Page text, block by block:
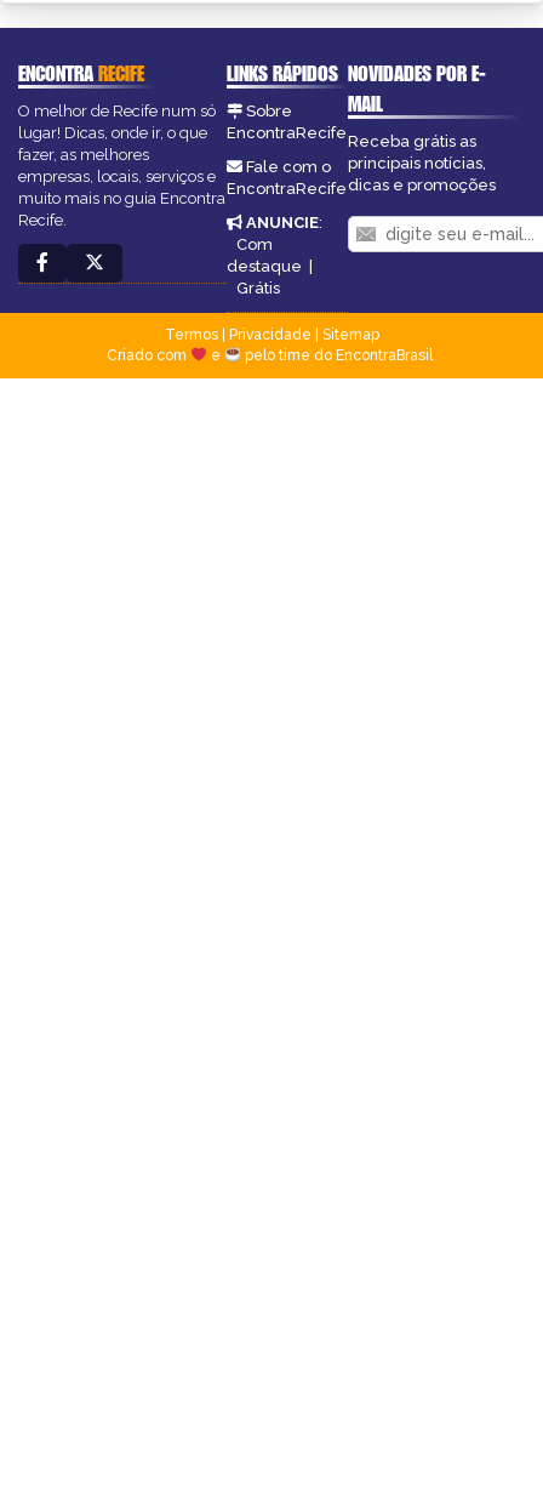
ENCONTRARECIFE
O melhor de Recife num só
lugar! Dicas, onde ir, o que
fazer, as melhores
empresas, locais, serviços e
muito mais no guia Encontra
Recife.
LINKS RÁPIDOS
Sobre
EncontraRecife
Fale com o
EncontraRecife
ANUNCIE:
Com
destaque
Grátis
NOVIDADES POR E-
MAIL
Receba grátis as
principais notícias,
dicas e promoções
Termos| Privacidade
Sitemap
Criado com
e pelo time do EncontraBrasil